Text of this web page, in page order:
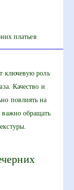
платьев
ключевую роль
Качество и
повлиять на
важно обращать